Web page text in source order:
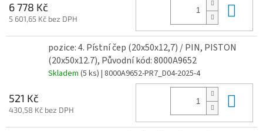
6 778 Kč
5 601,65 Kč bez DPH
pozice: 4. Pístní čep (20x50x12,7) / PIN, PISTON
(20x50x12.7), Původní kód: 8000A9652
Skladem (5 ks) | 8000A9652-PR7_D04-2025-4
521 Kč
430,58 Kč bez DPH